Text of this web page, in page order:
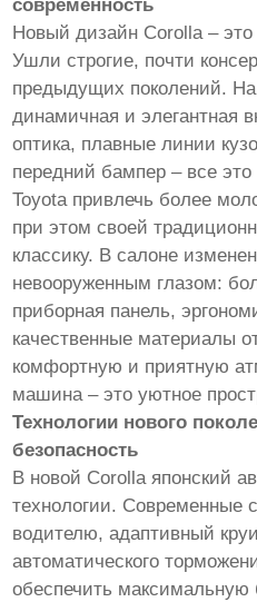
современность
Новый дизайн Corolla –
Ушли строгие, почти
предыдущих поколений.
динамичная и элегантная
оптика, плавные линии
передний бампер – все
Toyota привлечь более
при этом своей
классику. В салоне
невооруженным глазом:
приборная панель,
качественные материалы
комфортную и приятную
машина – это уютное
Технологии нового
безопасность
В новой Corolla японский
технологии. Современные
водителю, адаптивный
автоматического
обеспечить максимальную